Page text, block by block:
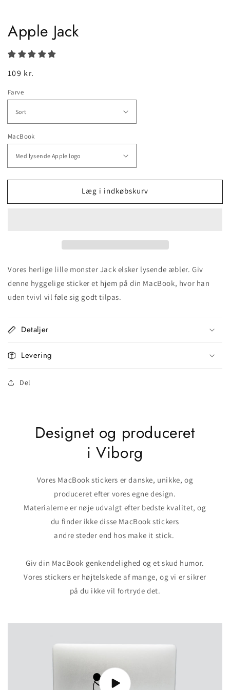
Apple Jack
Normalpris
109 kr.
Farve
MacBook
Læg i indkøbskurv
Vores herlige lille monster Jack elsker lysende æbler. Giv
denne hyggelige sticker et hjem på din MacBook, hvor han
uden tvivl vil føle sig godt tilpas.
Detaljer
Levering
Del
Designet og produceret
i Viborg
Vores MacBook stickers er danske, unikke, og
produceret efter vores egne design.
Materialerne er nøje udvalgt efter bedste kvalitet, og
du finder ikke disse MacBook stickers
andre steder end hos make it stick.
Giv din MacBook genkendelighed og et skud humor.
Vores stickers er højtelskede af mange, og vi er sikrer
på du ikke vil fortryde det.